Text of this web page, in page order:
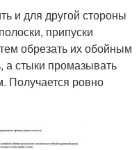
и для другой стороны
припуски
обрезать их обойным
а стыки промазывать
Получается ровно